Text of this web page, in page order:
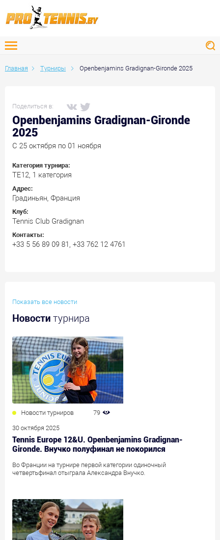
Главная Турниры Openbenjamins Gradignan-Gironde 2025
Поделиться в:
Openbenjamins Gradignan-Gironde
2025
C 25 октября по 01 ноября
Категория турнира:
ТЕ12, 1 категория
Адрес:
Градиньян, Франция
Клуб:
Tennis Club Gradignan
Контакты:
+33 5 56 89 09 81, +33 762 12 4761
Показать все новости
Новости турнира
Новости турниров 79
30 октября 2025
Tennis Europe 12&U. Openbenjamins Gradignan-
Gironde. Внучко полуфинал не покорился
Во Франции на турнире первой категории одиночный
четвертьфинал отыграла Александра Внучко.